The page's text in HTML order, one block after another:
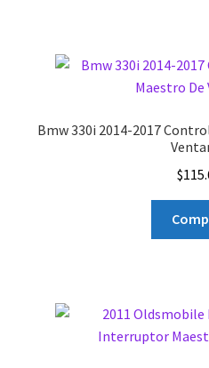
Bmw 330i 2014-2017
$